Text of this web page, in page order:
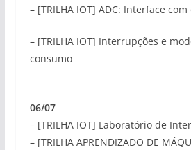
– [TRILHA IOT] ADC: Interface
– [TRILHA IOT] Interrupções e
consumo
06/07
– [TRILHA IOT] Laboratório de
– [TRILHA APRENDIZADO DE